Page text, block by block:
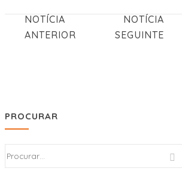
NOTÍCIA
ANTERIOR
NOTÍCIA
SEGUINTE
PROCURAR